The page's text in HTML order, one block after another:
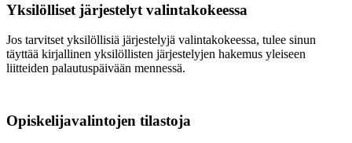
Yksilölliset järjestelyt valintakokeessa
Jos tarvitset yksilöllisiä järjestelyjä valintakokeessa, tulee sinun
täyttää kirjallinen yksilöllisten järjestelyjen hakemus yleiseen
liitteiden palautuspäivään mennessä.
Opiskelijavalintojen tilastoja